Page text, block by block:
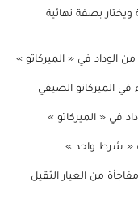
ويختار بصفة نهائية
الوداد في « الميركاتو »
الميركاتو الصيفي
في « الميركاتو »
« شرط واحد »
من العيار الثقيل